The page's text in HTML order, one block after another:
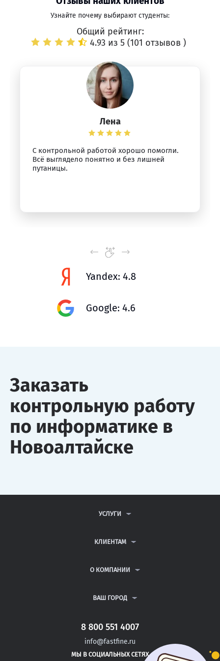
Узнайте почему выбирают студенты:
Общий рейтинг:
4.93 из 5 (101 отзывов )
Лена
С контрольной работой хорошо помогли.
Всё выглядело понятно и без лишней
путаницы.
Yandex: 4.8
Google: 4.6
Заказать
контрольную работу
по информатике в
Новоалтайске
УСЛУГИ
ДИПЛОМНЫЕ РАБОТЫ
РЕФЕРАТЫ
КЛИЕНТАМ
ВОПРОСЫ И ОТВЕТЫ
ПОЛИТИКА КОНФИДЕНЦИАЛЬНОСТИ
О КОМПАНИИ
КОНТАКТЫ
ВАШ ГОРОД
САНКТ-ПЕТЕРБУРГ
СОРОЧИНСК
ЮРЬЕВ-ПОЛЬСКИЙ
8 800 551 4007
info@fastfine.ru
МЫ В СОЦИАЛЬНЫХ СЕТЯХ